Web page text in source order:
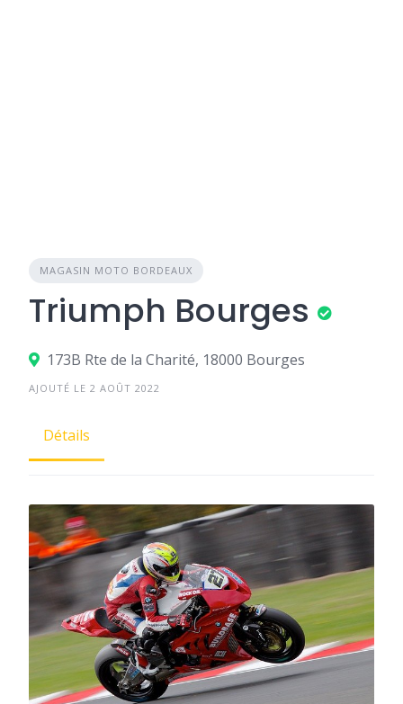
MAGASIN MOTO BORDEAUX
Triumph Bourges
173B Rte de la Charité, 18000 Bourges
AJOUTÉ LE 2 AOÛT 2022
Détails